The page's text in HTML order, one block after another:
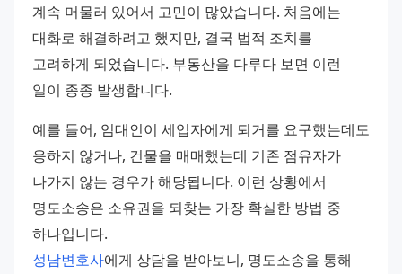
계속 머물러 있어서 고민이 많았습니다. 처음에는
대화로 해결하려고 했지만, 결국 법적 조치를
고려하게 되었습니다. 부동산을 다루다 보면 이런
일이 종종 발생합니다.
예를 들어, 임대인이 세입자에게 퇴거를 요구했는데도
응하지 않거나, 건물을 매매했는데 기존 점유자가
나가지 않는 경우가 해당됩니다. 이런 상황에서
명도소송은 소유권을 되찾는 가장 확실한 방법 중
하나입니다.
성남변호사에게 상담을 받아보니, 명도소송을 통해